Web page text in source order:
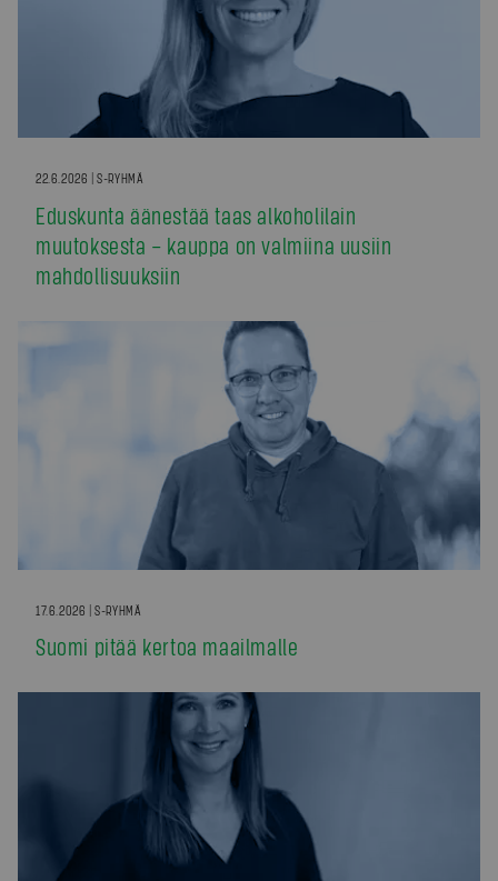
22.6.2026 | S-RYHMÄ
Eduskunta äänestää taas alkoholilain
muutoksesta – kauppa on valmiina uusiin
mahdollisuuksiin
17.6.2026 | S-RYHMÄ
Suomi pitää kertoa maailmalle